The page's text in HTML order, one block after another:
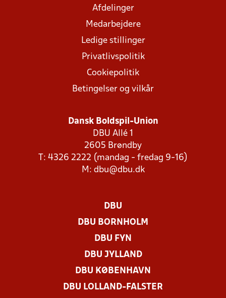
Afdelinger
Medarbejdere
Ledige stillinger
Privatlivspolitik
Cookiepolitik
Betingelser og vilkår
Dansk Boldspil-Union
DBU Allé 1
2605 Brøndby
T: 4326 2222 (mandag - fredag 9-16)
M: dbu@dbu.dk
DBU
DBU BORNHOLM
DBU FYN
DBU JYLLAND
DBU KØBENHAVN
DBU LOLLAND-FALSTER